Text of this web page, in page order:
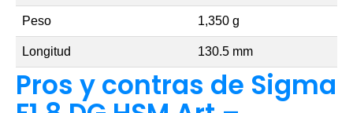
Peso 1,350 g
Longitud 130.5 mm
Pros y contras de Sigma